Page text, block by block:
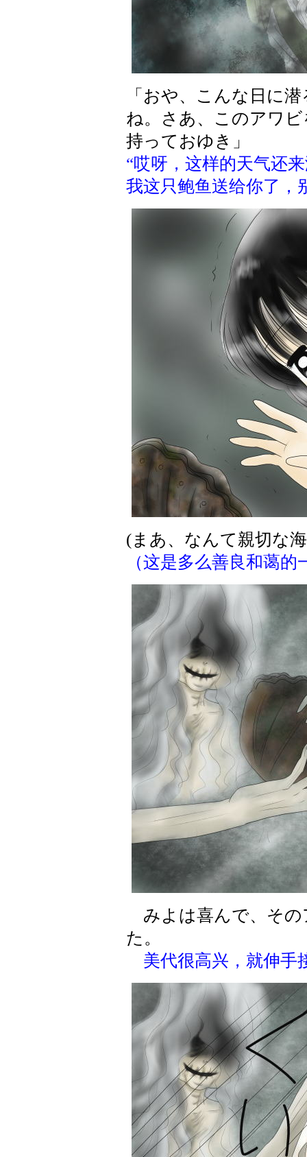
「おや、こんな日に
ね。さあ、このアワ
持っておゆき」
“哎呀，这样的天气还
我这只鲍鱼送给你了，
(まあ、なんて親切な
（这是多么善良和蔼
みよは喜んで、その
た。
美代很高兴，就伸手